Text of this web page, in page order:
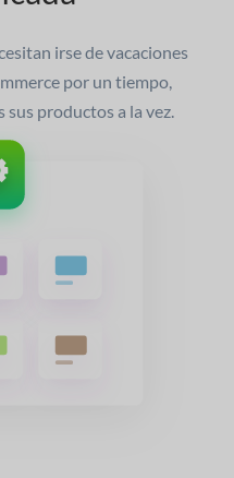
irse de vacaciones
por un tiempo,
productos a la vez.